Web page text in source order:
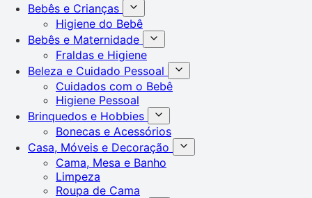
Bebês e Crianças
Higiene do Bebê
Bebês e Maternidade
Fraldas e Higiene
Beleza e Cuidado Pessoal
Cuidados com o Bebê
Higiene Pessoal
Brinquedos e Hobbies
Bonecas e Acessórios
Casa, Móveis e Decoração
Cama, Mesa e Banho
Limpeza
Roupa de Cama